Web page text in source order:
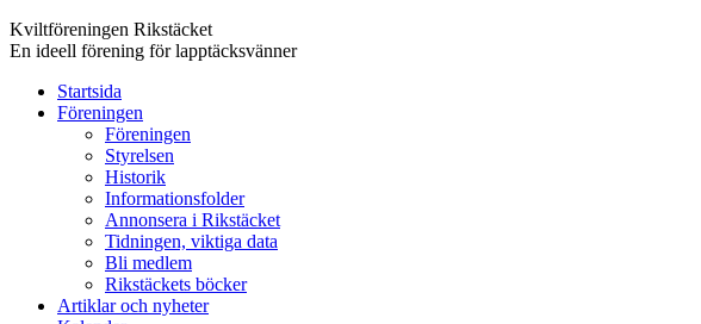
Kviltföreningen Rikstäcket
En ideell förening för lapptäcksvänner
Startsida
Föreningen
Föreningen
Styrelsen
Historik
Informationsfolder
Annonsera i Rikstäcket
Tidningen, viktiga data
Bli medlem
Rikstäckets böcker
Artiklar och nyheter